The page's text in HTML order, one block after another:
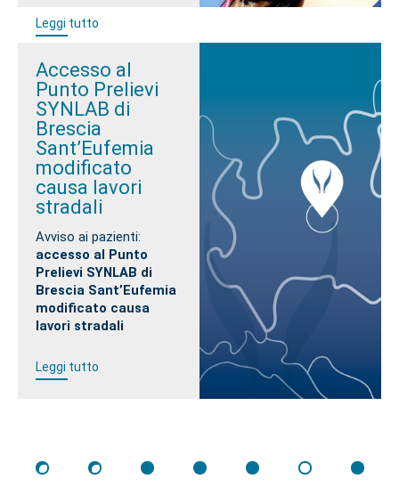
Leggi tutto
Accesso al
Punto Prelievi
SYNLAB di
Brescia
Sant’Eufemia
modificato
causa lavori
stradali
Avviso ai pazienti:
accesso al Punto
Prelievi SYNLAB di
Brescia Sant’Eufemia
modificato causa
lavori stradali
Leggi tutto